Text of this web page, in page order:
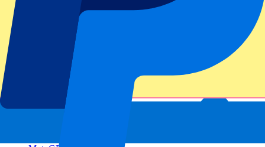
Événements populaires
GP Pays Bas
GP Singapour
Six Nations
Tous les sports